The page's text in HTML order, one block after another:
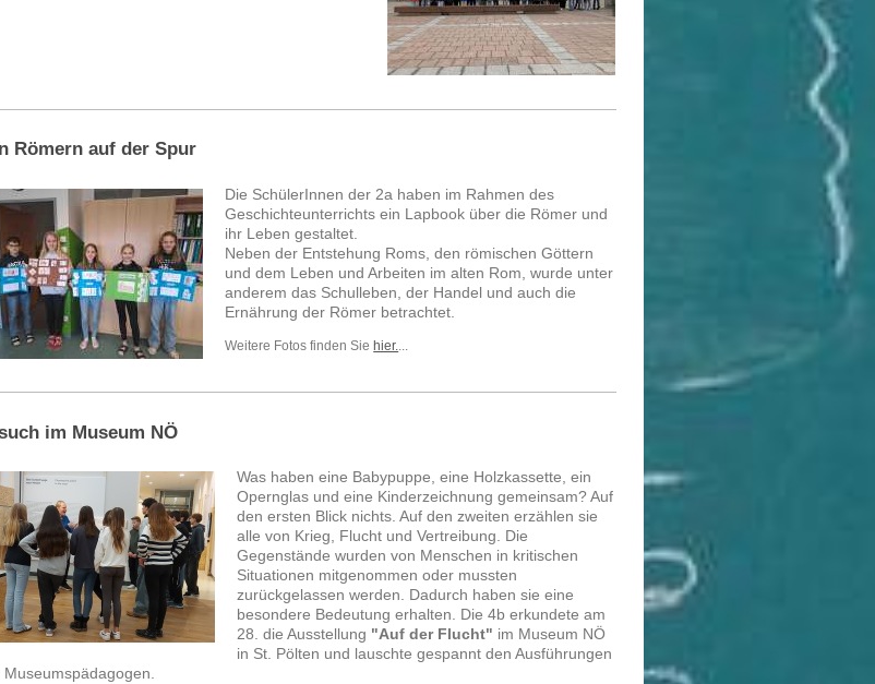
Römern auf der Spur
Die SchülerInnen der 2a haben im Rahmen des
Geschichteunterrichts ein Lapbook über die Römer und
ihr Leben gestaltet.
Neben der Entstehung Roms, den römischen Göttern
und dem Leben und Arbeiten im alten Rom, wurde unter
anderem das Schulleben, der Handel und auch die
Ernährung der Römer betrachtet.
Weitere Fotos finden Siehier.
im Museum NÖ
Was haben eine Babypuppe, eine Holzkassette, ein
Opernglas und eine Kinderzeichnung gemeinsam? Auf
den ersten Blick nichts. Auf den zweiten erzählen sie
alle von Krieg, Flucht und Vertreibung. Die
Gegenstände wurden von Menschen in kritischen
Situationen mitgenommen oder mussten
zurückgelassen werden. Dadurch haben sie eine
besondere Bedeutung erhalten. Die 4b erkundete am
28. die Ausstellung "Auf der Flucht" im Museum NÖ
in St. Pölten und lauschte gespannt den Ausführungen
Museumspädagogen.